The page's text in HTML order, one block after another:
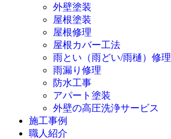
外壁塗装
屋根塗装
屋根修理
屋根カバー工法
雨とい（雨どい/雨樋）修理
雨漏り修理
防水工事
アパート塗装
外壁の高圧洗浄サービス
施工事例
職人紹介